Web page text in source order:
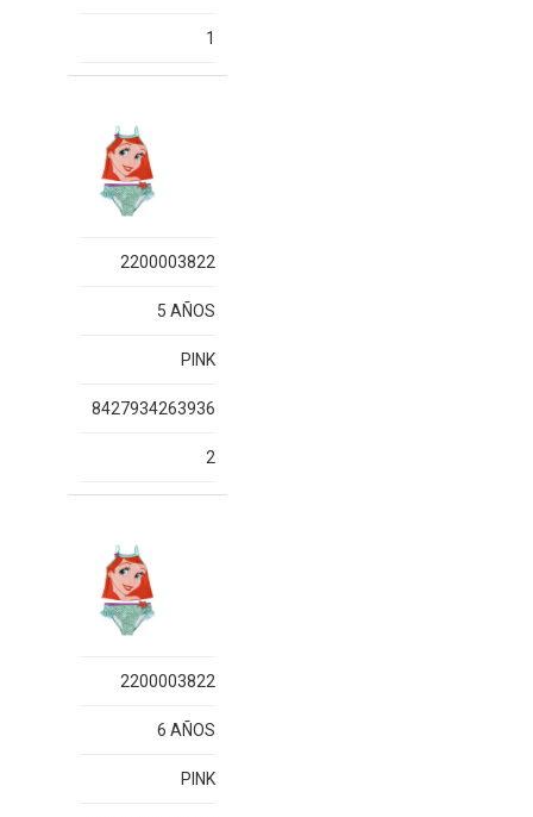
1
2200003822
5 AÑOS
PINK
8427934263936
2
2200003822
6 AÑOS
PINK